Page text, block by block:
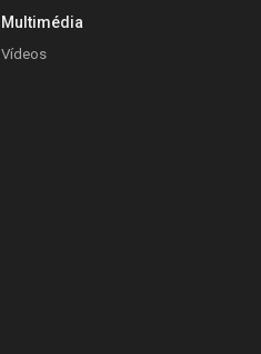
Multimédia
Vídeos